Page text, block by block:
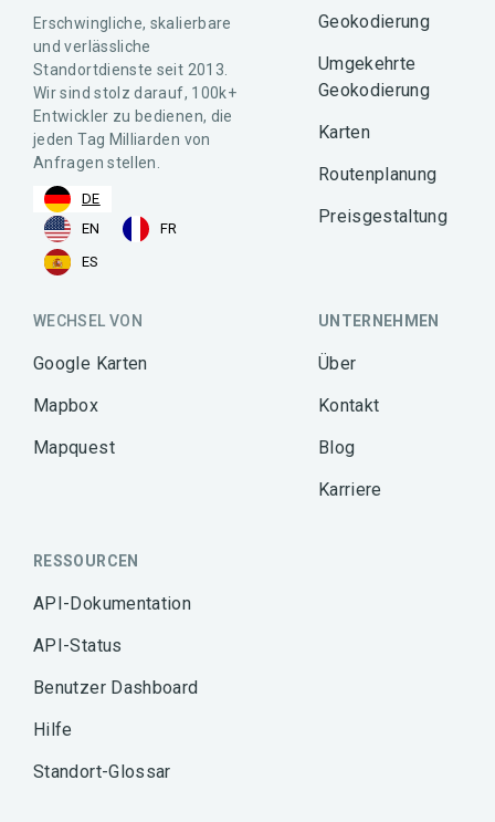
Erschwingliche, skalierbare
und verlässliche
Standortdienste seit 2013.
Wir sind stolz darauf, 100k+
Entwickler zu bedienen, die
jeden Tag Milliarden von
Anfragen stellen.
DE
EN
FR
ES
Geokodierung
Umgekehrte
Geokodierung
Karten
Routenplanung
Preisgestaltung
WECHSEL VON
Google Karten
Mapbox
Mapquest
UNTERNEHMEN
Über
Kontakt
Blog
Karriere
RESSOURCEN
API-Dokumentation
API-Status
Benutzer Dashboard
Hilfe
Standort-Glossar